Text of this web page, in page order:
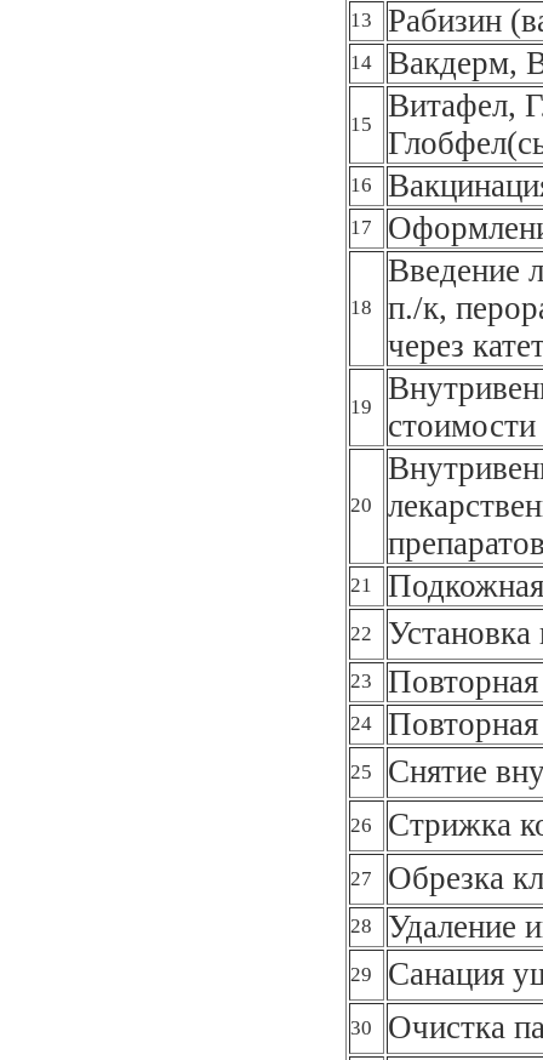
13 Рабизин
14 Вакдерм,
15
Витафел,
16
17
18
Введение
п./к,
через
19
20
21
22 Установка
23
24
25 Снятие
26 Стрижка
27 Обрезка
28 Удаление
29 Санация
30 Очистка